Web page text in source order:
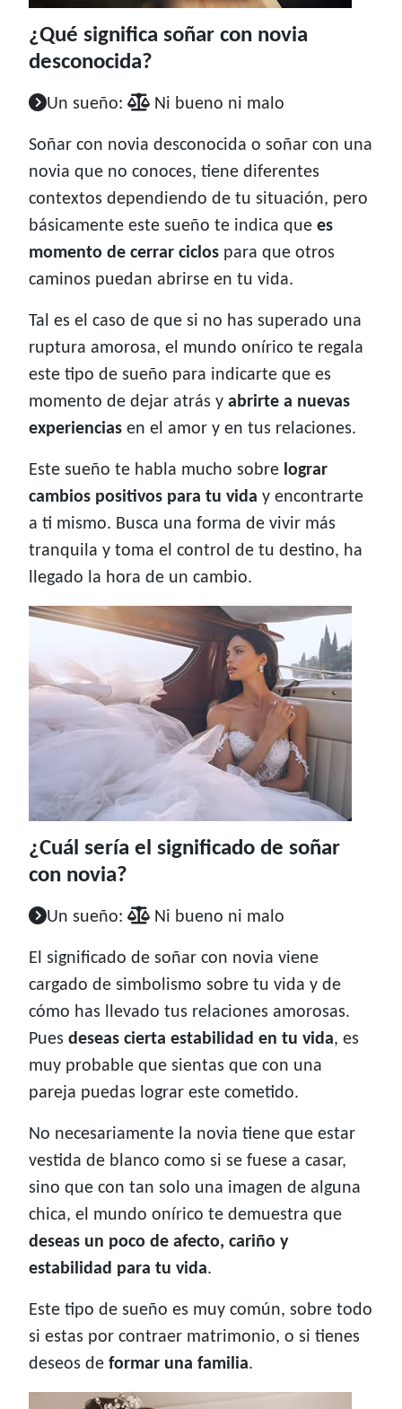
¿Qué significa soñar con novia
desconocida?
Un sueño: Ni bueno ni malo
Soñar con novia desconocida o soñar con una
novia que no conoces, tiene diferentes
contextos dependiendo de tu situación, pero
básicamente este sueño te indica que es
momento de cerrar ciclos para que otros
caminos puedan abrirse en tu vida.
Tal es el caso de que si no has superado una
ruptura amorosa, el mundo onírico te regala
este tipo de sueño para indicarte que es
momento de dejar atrás y abrirte a nuevas
experiencias en el amor y en tus relaciones.
Este sueño te habla mucho sobre lograr
cambios positivos para tu vida y encontrarte
a ti mismo. Busca una forma de vivir más
tranquila y toma el control de tu destino, ha
llegado la hora de un cambio.
¿Cuál sería el significado de soñar
con novia?
Un sueño: Ni bueno ni malo
El significado de soñar con novia viene
cargado de simbolismo sobre tu vida y de
cómo has llevado tus relaciones amorosas.
Pues deseas cierta estabilidad en tu vida, es
muy probable que sientas que con una
pareja puedas lograr este cometido.
No necesariamente la novia tiene que estar
vestida de blanco como si se fuese a casar,
sino que con tan solo una imagen de alguna
chica, el mundo onírico te demuestra que
deseas un poco de afecto, cariño y
estabilidad para tu vida.
Este tipo de sueño es muy común, sobre todo
si estas por contraer matrimonio, o si tienes
deseos de formar una familia.